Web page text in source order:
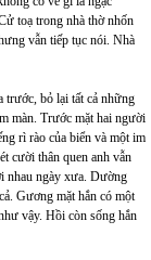
toạ trong nhà thờ nhốn
vẫn tiếp tục nói. Nhà
trước, bỏ lại tất cả những
màn. Trước mặt hai người
rì rào của biển và một im
cười thân quen anh vẫn
nhau ngày xưa. Dường
Gương mặt hắn có một
vậy. Hồi còn sống hắn